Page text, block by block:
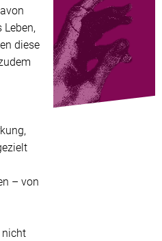
diese
– von
nicht